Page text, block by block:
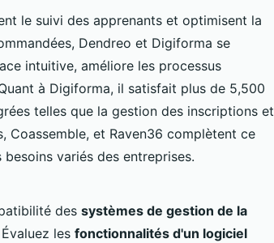
le suivi des apprenants et optimisent la
Dendreo et Digiforma se
intuitive, améliore les processus
à Digiforma, il satisfait plus de 5,500
telles que la gestion des inscriptions et
Coassemble, et Raven36 complètent ce
variés des entreprises.
des systèmes de gestion de la
les fonctionnalités d'un logiciel